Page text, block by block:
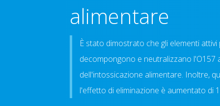
alimentare
È stato dimostrato che gli elementi
decompongono e neutralizzano l'O157
dell'intossicazione alimentare. Inoltre,
l'effetto di eliminazione è aumentato di